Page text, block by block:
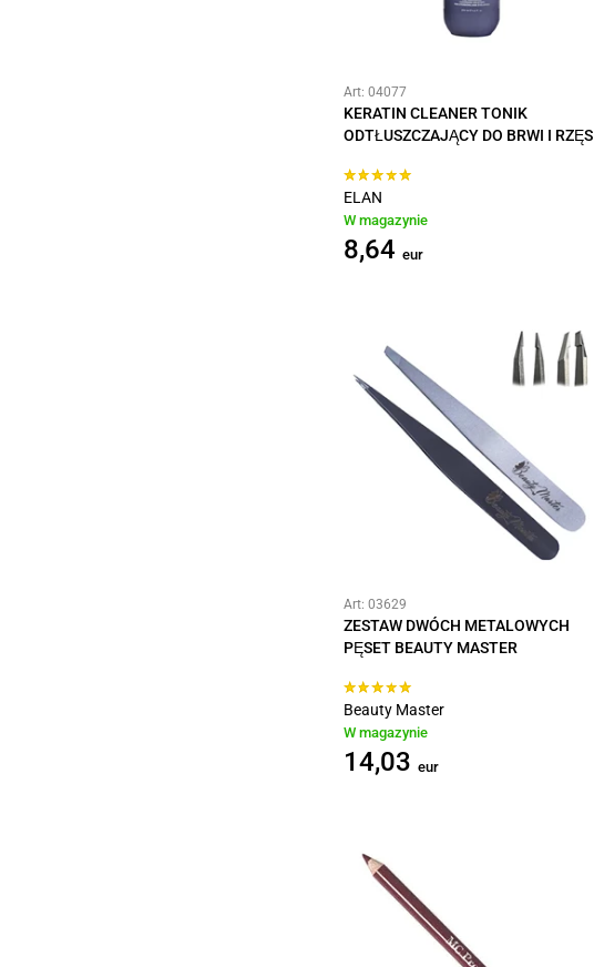
Art: 04077
KERATIN CLEANER TONIK
ODTŁUSZCZAJĄCY DO BRWI I RZĘS
ELAN
W magazynie
8,64 eur
Art: 03629
ZESTAW DWÓCH METALOWYCH
PĘSET BEAUTY MASTER
Beauty Master
W magazynie
14,03 eur